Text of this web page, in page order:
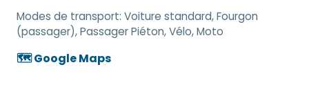
Modes de transport: Voiture standard, Fourgon
(passager), Passager Piéton, Vélo, Moto
🗺️ Google Maps